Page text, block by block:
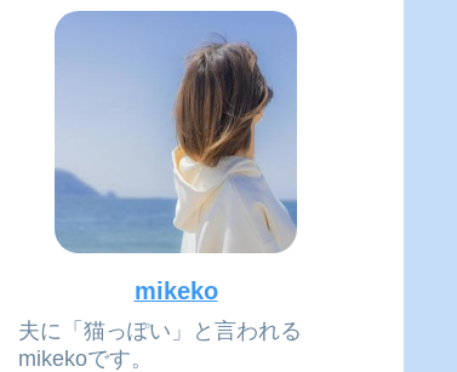
mikeko
夫に「猫っぽい」と言われる
mikekoです。